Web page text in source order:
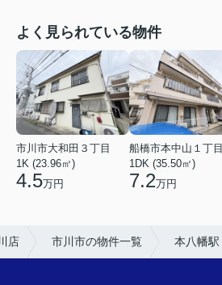
よく見られている物件
市川市大和田３丁目
1K (23.96㎡)
4.5万円
船橋市本中山１丁目
1DK (35.50㎡)
7.2万円
店 市川市の物件一覧 本八幡駅